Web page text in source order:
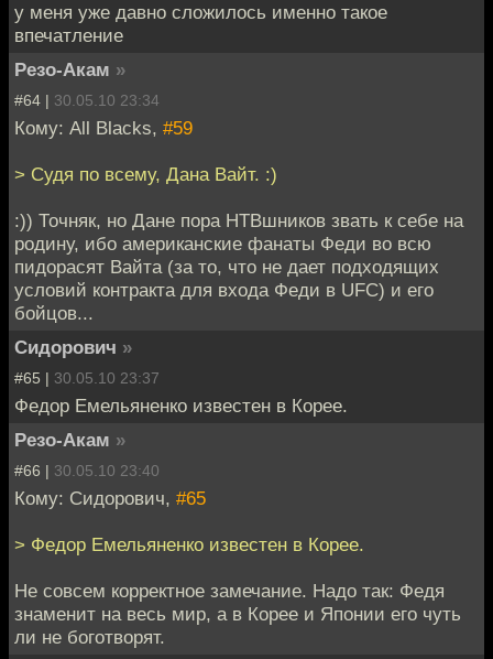
у меня уже давно сложилось именно такое
впечатление
Резо-Акам »
#64 | 30.05.10 23:34
Кому: All Blacks, #59
> Судя по всему, Дана Вайт. :)
:)) Точняк, но Дане пора НТВшников звать к себе на
родину, ибо американские фанаты Феди во всю
пидорасят Вайта (за то, что не дает подходящих
условий контракта для входа Феди в UFC) и его
бойцов...
Сидорович »
#65 | 30.05.10 23:37
Федор Емельяненко известен в Корее.
Резо-Акам »
#66 | 30.05.10 23:40
Кому: Сидорович, #65
> Федор Емельяненко известен в Корее.
Не совсем корректное замечание. Надо так: Федя
знаменит на весь мир, а в Корее и Японии его чуть
ли не боготворят.